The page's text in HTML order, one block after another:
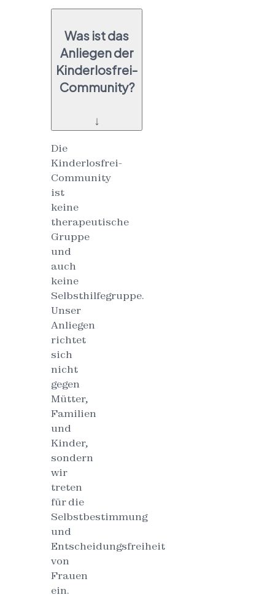
Was ist das
Anliegen der
Kinderlosfrei-
Community?
↓
Die
Kinderlosfrei-
Community
ist
keine
therapeutische
Gruppe
und
auch
keine
Selbsthilfegruppe.
Unser
Anliegen
richtet
sich
nicht
gegen
Mütter,
Familien
und
Kinder,
sondern
wir
treten
für die
Selbstbestimmung
und
Entscheidungsfreiheit
von
Frauen
ein.